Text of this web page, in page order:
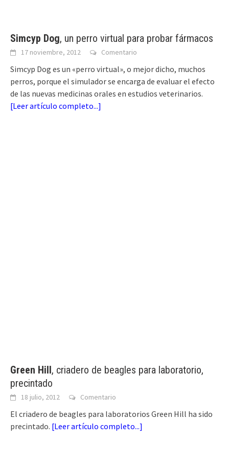
Simcyp Dog, un perro virtual para probar fármacos
17 noviembre, 2012 Comentario
Simcyp Dog es un «perro virtual», o mejor dicho, muchos
perros, porque el simulador se encarga de evaluar el efecto
de las nuevas medicinas orales en estudios veterinarios.
[Leer artículo completo...]
Green Hill , criadero de beagles para laboratorio,
precintado
18 julio, 2012 Comentario
El criadero de beagles para laboratorios Green Hill ha sido
precintado. [Leer artículo completo...]